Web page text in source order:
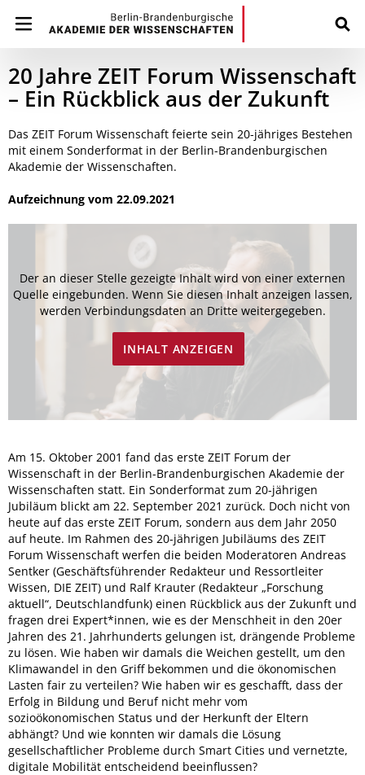
20 Jahre ZEIT Forum Wissenschaft
– Ein Rückblick aus der Zukunft
Das ZEIT Forum Wissenschaft feierte sein 20-jähriges Bestehen
mit einem Sonderformat in der Berlin-Brandenburgischen
Akademie der Wissenschaften.
Aufzeichnung vom 22.09.2021
Der an dieser Stelle gezeigte Inhalt wird von einer externen
Quelle eingebunden. Wenn Sie diesen Inhalt anzeigen lassen,
werden Verbindungsdaten an Dritte weitergegeben.
INHALT ANZEIGEN
Am 15. Oktober 2001 fand das erste ZEIT Forum der
Wissenschaft in der Berlin-Brandenburgischen Akademie der
Wissenschaften statt. Ein Sonderformat zum 20-jährigen
Jubiläum blickt am 22. September 2021 zurück. Doch nicht von
heute auf das erste ZEIT Forum, sondern aus dem Jahr 2050
auf heute. Im Rahmen des 20-jährigen Jubiläums des ZEIT
Forum Wissenschaft werfen die beiden Moderatoren Andreas
Sentker (Geschäftsführender Redakteur und Ressortleiter
Wissen, DIE ZEIT) und Ralf Krauter (Redakteur „Forschung
aktuell“, Deutschlandfunk) einen Rückblick aus der Zukunft und
fragen drei Expert*innen, wie es der Menschheit in den 20er
Jahren des 21. Jahrhunderts gelungen ist, drängende Probleme
zu lösen. Wie haben wir damals die Weichen gestellt, um den
Klimawandel in den Griff bekommen und die ökonomischen
Lasten fair zu verteilen? Wie haben wir es geschafft, dass der
Erfolg in Bildung und Beruf nicht mehr vom
sozioökonomischen Status und der Herkunft der Eltern
abhängt? Und wie konnten wir damals die Lösung
gesellschaftlicher Probleme durch Smart Cities und vernetzte,
digitale Mobilität entscheidend beeinflussen?